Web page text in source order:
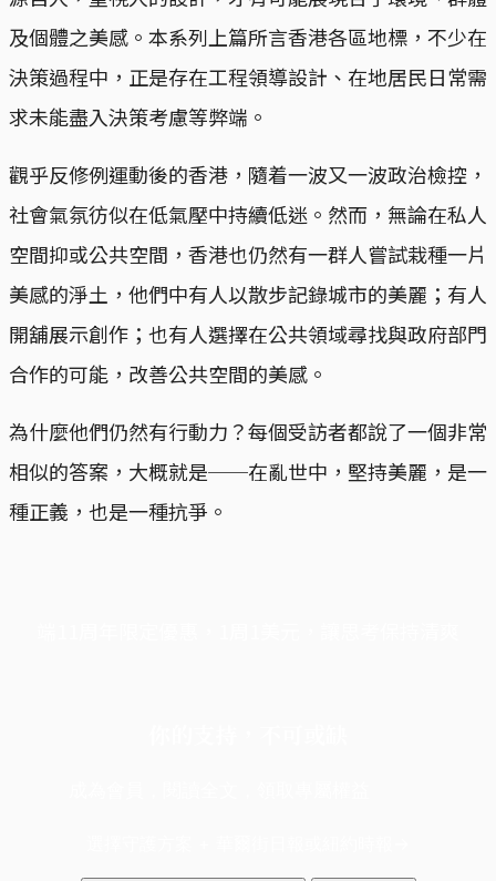
及個體之美感。本系列上篇所言香港各區地標，不少在
決策過程中，正是存在工程領導設計、在地居民日常需
求未能盡入決策考慮等弊端。
觀乎反修例運動後的香港，隨着一波又一波政治檢控，
社會氣氛彷似在低氣壓中持續低迷。然而，無論在私人
空間抑或公共空間，香港也仍然有一群人嘗試栽種一片
美感的淨土，他們中有人以散步記錄城市的美麗；有人
開舖展示創作；也有人選擇在公共領域尋找與政府部門
合作的可能，改善公共空間的美感。
為什麼他們仍然有行動力？每個受訪者都說了一個非常
相似的答案，大概就是──在亂世中，堅持美麗，是一
種正義，也是一種抗爭。